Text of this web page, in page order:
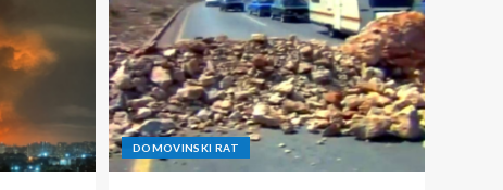
DOMOVINSKI RAT